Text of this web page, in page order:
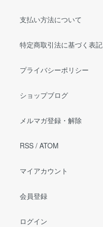
支払い方法について
特定商取引法に基づく表記
プライバシーポリシー
ショップブログ
メルマガ登録・解除
RSS / ATOM
マイアカウント
会員登録
ログイン